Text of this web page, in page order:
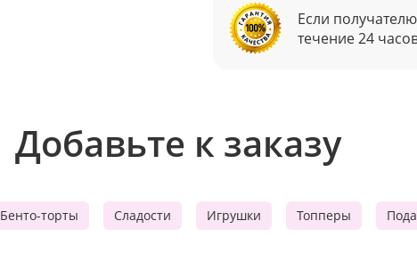
Если
течение 24
Добавьте к заказу
Бенто-торты Сладости Игрушки Топперы